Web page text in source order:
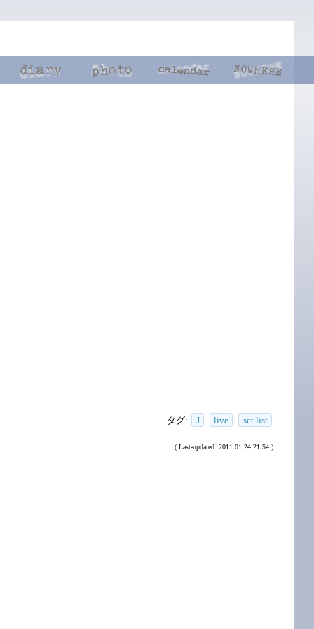
タグ: J live set list
( Last-updated: 2011.01.24 21:54 )